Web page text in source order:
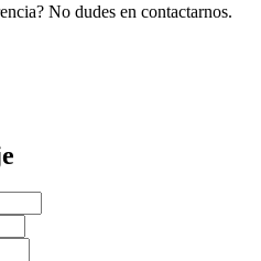
No dudes en contactarnos.